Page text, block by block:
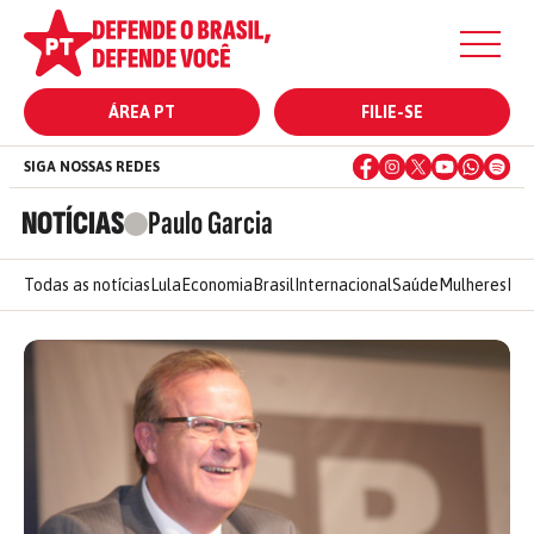
ÁREA PT FILIE-SE
NOTÍCIAS Paulo Garcia
SIGA NOSSAS REDES
Todas as notícias Lula Economia Brasil InternacionalSaúde Mulheres